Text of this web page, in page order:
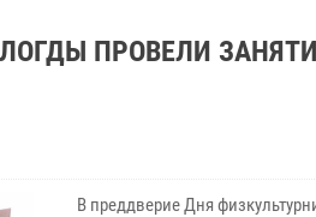
ПРОВЕЛИ
В преддверие Дня